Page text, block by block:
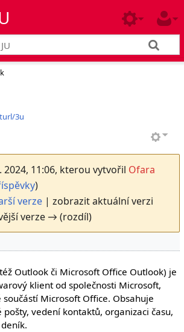
3u
2024, 11:06, kterou vytvořil Ofara
)
verze| zobrazit aktuální verzi
verze → (rozdíl)
Outlook či Microsoft Office Outlook) je
klient od společnosti Microsoft,
Microsoft Office. Obsahuje
vedení kontaktů, organizaci času,